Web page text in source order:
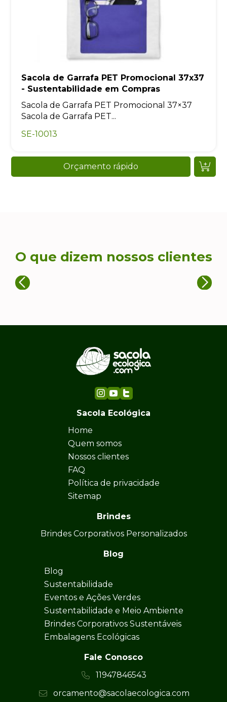
Sacola de Garrafa PET Promocional 37x37
- Sustentabilidade em Compras
Sacola de Garrafa PET Promocional 37×37
Sacola de Garrafa PET...
SE-10013
Orçamento rápido
O que dizem nossos clientes
Sacola Ecológica
Home
Quem somos
Nossos clientes
FAQ
Política de privacidade
Sitemap
Brindes
Brindes Corporativos Personalizados
Blog
Blog
Sustentabilidade
Eventos e Ações Verdes
Sustentabilidade e Meio Ambiente
Brindes Corporativos Sustentáveis
Embalagens Ecológicas
Fale Conosco
11947846543
orcamento@sacolaecologica.com